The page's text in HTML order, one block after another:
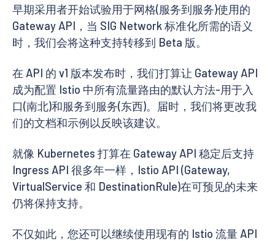
早期采用者开始试验用于网格(服务到服务)使用的
Gateway API，当 SIG Network 标准化所需的语义
时，我们会将这种支持转移到 Beta 版。
在 API 的 v1 版本发布时，我们打算让 Gateway API
成为配置 Istio 中所有流量路由的默认方法-用于入
口(南北)和服务到服务(东西)。届时，我们将更改我
们的文档和示例以反映该建议。
就像 Kubernetes 打算在 Gateway API 稳定后支持
Ingress API 很多年一样，Istio API (Gateway,
VirtualService 和 DestinationRule)在可预见的未来
仍将保持支持。
不仅如此，您还可以继续使用现有的 Istio 流量 API